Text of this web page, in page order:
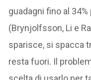
guadagni fino al
(Brynjolfsson, Li e
sparisce, si spacca
resta fuori. Il